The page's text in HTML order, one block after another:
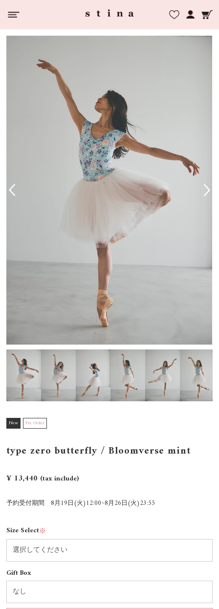
New Pre Order
type zero butterfly / Bloomverse mint
¥ 13,440 (tax include)
予約受付期間 8月19日(火)12:00~8月26日(火)23:55
Size Select※
Gift Box